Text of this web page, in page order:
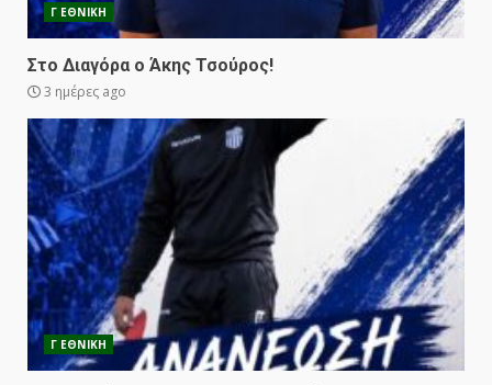
Γ ΕΘΝΙΚΗ
Στο Διαγόρα ο Άκης Τσούρος!
3 ημέρες ago
Γ ΕΘΝΙΚΗ